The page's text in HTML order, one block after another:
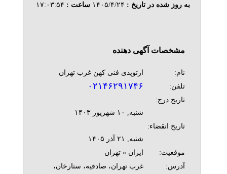
به روز شده در تاریخ : ۱۴۰۵/۴/۲۴ ساعت : ۱۷:۰۳:۵۴
مشخصات آگهی دهنده
نام:
ارتوپدی فنی کهن غرب تهران
تلفن:
۰۲۱۴۶۲۹۱۷۴۶
تاریخ درج:
شنبه, ۱۰ شهريور ۱۴۰۳
تاریخ انقضاء:
شنبه, ۲۱ آذر ۱۴۰۵
موقعیت:
ایران » تهران
آدرس:
غرب تهران، صادقیه، ستارخان،